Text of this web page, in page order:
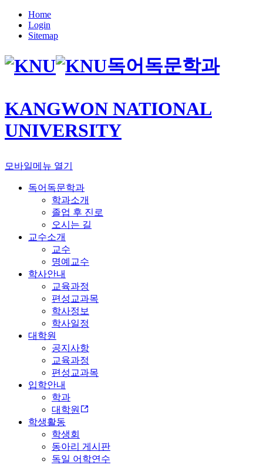
Home
Login
Sitemap
독어독문학과
KANGWON NATIONAL
UNIVERSITY
모바일메뉴 열기
독어독문학과
학과소개
졸업 후 진로
오시는 길
교수소개
교수
명예교수
학사안내
교육과정
편성교과목
학사정보
학사일정
대학원
공지사항
교육과정
편성교과목
입학안내
학과
대학원
학생활동
학생회
동아리 게시판
독일 어학연수